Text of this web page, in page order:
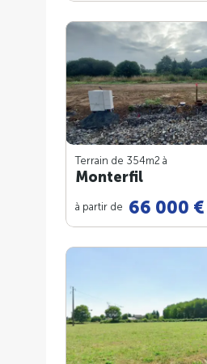
Terrain de 354m2 à
Monterfil
à partir de 66 000 €